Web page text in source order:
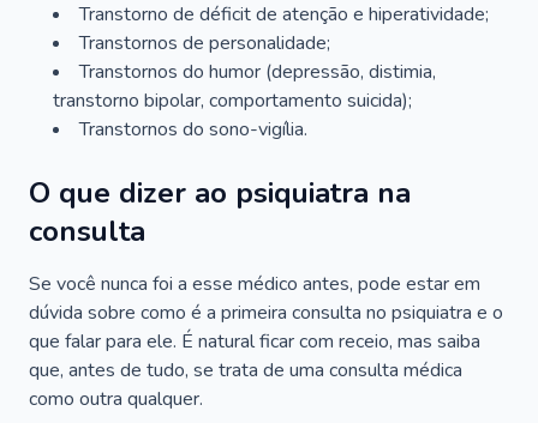
Transtorno de déficit de atenção e hiperatividade;
Transtornos de personalidade;
Transtornos do humor (depressão, distimia,
transtorno bipolar, comportamento suicida);
Transtornos do sono-vigília.
O que dizer ao psiquiatra na
consulta
Se você nunca foi a esse médico antes, pode estar em
dúvida sobre como é a primeira consulta no psiquiatra e o
que falar para ele. É natural ficar com receio, mas saiba
que, antes de tudo, se trata de uma consulta médica
como outra qualquer.